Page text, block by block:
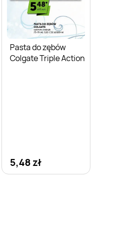
Pasta do zębów
Colgate Triple Action
5,48 zł